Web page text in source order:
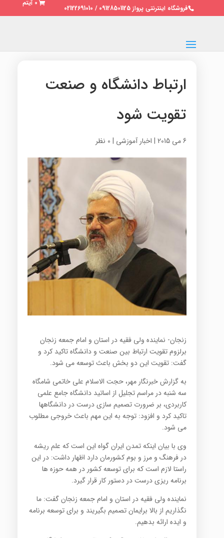
فروشگاه اینترنتی پرواز 09128501125 / 02122691010
0 آیتم
ارتباط دانشگاه و صنعت
تقویت شود
6 می 2015 | اخبار آموزشی | 0 نظر
زنجان- نماینده ولی فقیه در استان و امام جمعه زنجان
برلزوم تقویت ارتباط بین صنعت و دانشگاه تاکید کرد و
گفت: تقویت این دو بخش باعث توسعه می شود.
به گزارش خبرنگار مهر، حجت الاسلام علی خاتمی شامگاه
سه شنبه در مراسم تجلیل از اساتید دانشگاه جامع علمی
کاربردی، بر ضرورت تصمیم سازی درست در دانشگاهها
تاکید کرد و افزود: توجه به این مهم باعث خروجی مطلوب
می شود.
وی با بیان اینکه تمدن ایران گواه این است که علم ریشه
در فرهنگ و مرز و بوم کشورمان دارد اظهار داشت: در این
راستا لازم است که برای توسعه کشور در همه حوزه ها
برنامه ریزی درست در دستور کار قرار گیرد.
نماینده ولی فقیه در استان و امام جمعه زنجان گفت: ما
نگذاریم از بالا برایمان تصمیم بگیریند و برای توسعه برنامه
و ایده ارائه بدهیم.